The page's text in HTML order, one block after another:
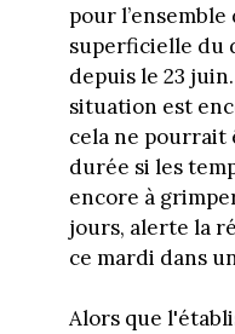
pour
superficielle du
depuis le 23
situation est
cela ne pourrait
durée si les
encore à
jours, alerte la
ce mardi dans
Alors que